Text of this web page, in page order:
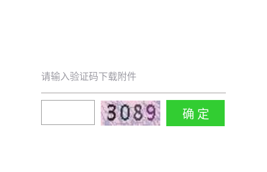
请输入验证码下载附件